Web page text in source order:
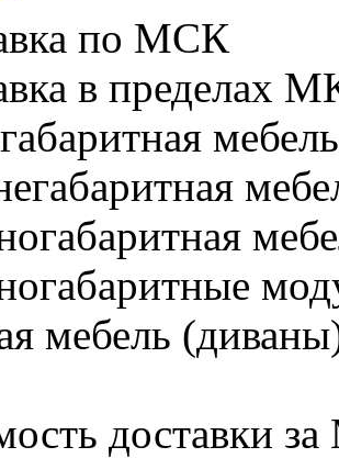
по МСК
в пределах
мебель
доставки